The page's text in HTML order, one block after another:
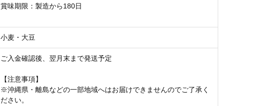
賞味期限：製造から180日
小麦・大豆
ご入金確認後、翌月末まで発送予定
【注意事項】
※沖縄県・離島などの一部地域へはお届けできませんのでご了承く
ださい。